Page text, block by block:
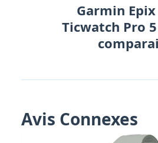
Garmin
Ticwatch Pro
Avis Connexes